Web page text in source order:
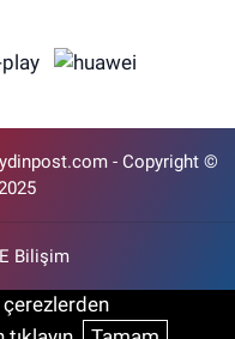
- Copyright ©
Bilişim